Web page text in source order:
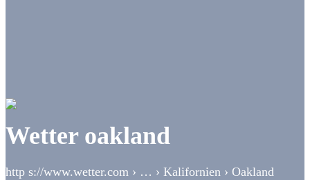
Wetter oakland
http s://www.wetter.com › … › Kalifornien › Oakland